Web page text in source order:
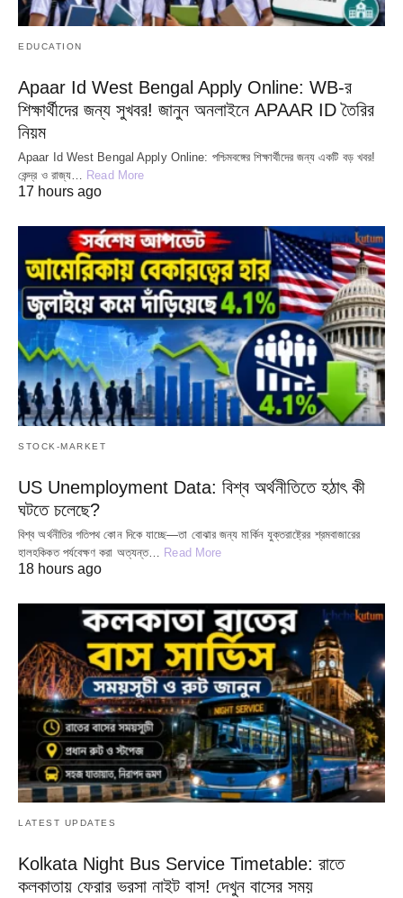
EDUCATION
Apaar Id West Bengal Apply Online: WB-র
শিক্ষার্থীদের জন্য সুখবর! জানুন অনলাইনে APAAR ID তৈরির
নিয়ম
Apaar Id West Bengal Apply Online: পশ্চিমবঙ্গের শিক্ষার্থীদের জন্য একটি বড় খবর!
কেন্দ্র ও রাজ্য…
Read More
17 hours ago
STOCK-MARKET
US Unemployment Data: বিশ্ব অর্থনীতিতে হঠাৎ কী
ঘটতে চলেছে?
বিশ্ব অর্থনীতির গতিপথ কোন দিকে যাচ্ছে—তা বোঝার জন্য মার্কিন যুক্তরাষ্ট্রের শ্রমবাজারের
হালহকিকত পর্যবেক্ষণ করা অত্যন্ত… Read More
18 hours ago
LATEST UPDATES
Kolkata Night Bus Service Timetable: রাতে
কলকাতায় ফেরার ভরসা নাইট বাস! দেখুন বাসের সময়